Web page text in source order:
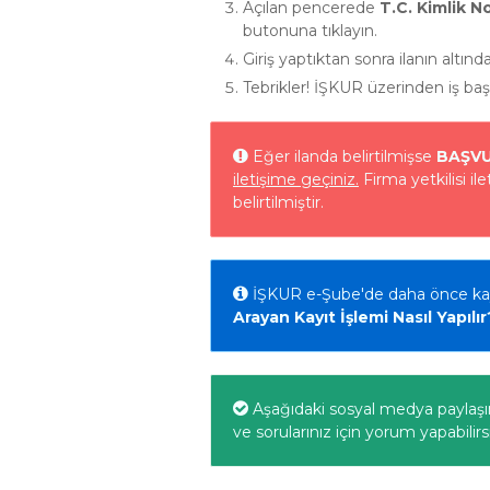
Açılan pencerede T.C. Kimlik
butonuna tıklayın.
Giriş yaptıktan sonra ilanın
Tebrikler! İŞKUR üzerinden iş
Eğer ilanda belirtilmişse
iletişime geçiniz. Firma yetkilisi
belirtilmiştir.
İŞKUR e-Şube'de daha önce
Arayan Kayıt İşlemi Nasıl
Aşağıdaki sosyal medya
ve sorularınız için yorum